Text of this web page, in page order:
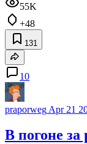
55K
+48
131
10
praporweg Apr 21
В погоне